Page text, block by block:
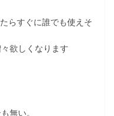
らすぐに誰でも使えそ
欲しくなります
無い。